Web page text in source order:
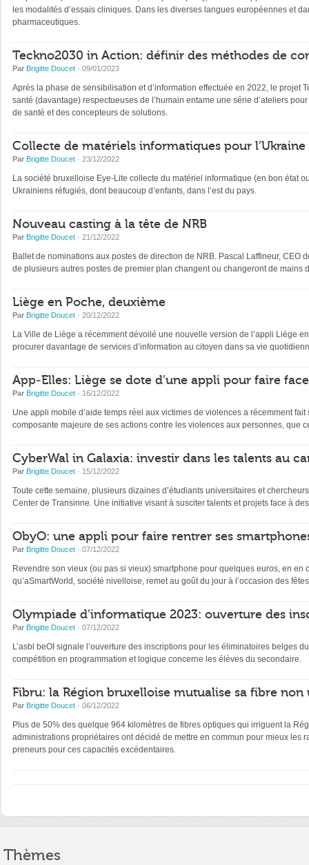
les modalités d’essais cliniques. Dans les diverses langues européennes et
pharmaceutiques.
Teckno2030 in Action: définir des méthodes de
Par Brigitte Doucet · 09/01/2023
Après la phase de sensibilisation et d’information effectuée en 2022, le projet
santé (davantage) respectueuses de l’humain entame une série d’ateliers
de santé et des concepteurs de solutions.
Collecte de matériels informatiques pour l’Ukraine
Par Brigitte Doucet · 23/12/2022
La société bruxelloise Eye-Lite collecte du matériel informatique (en bon état
Ukrainiens réfugiés, dont beaucoup d’enfants, dans l’est du pays.
Nouveau casting à la tête de NRB
Par Brigitte Doucet · 21/12/2022
Ballet de nominations aux postes de direction de NRB. Pascal Laffineur,
de plusieurs autres postes de premier plan changent ou changeront de mains
Liège en Poche, deuxième
Par Brigitte Doucet · 20/12/2022
La Ville de Liège a récemment dévoilé une nouvelle version de l’appli Liège
procurer davantage de services d’information au citoyen dans sa vie
App-Elles: Liège se dote d’une appli pour faire
Par Brigitte Doucet · 16/12/2022
Une appli mobile d’aide temps réel aux victimes de violences a récemment
composante majeure de ses actions contre les violences aux personnes, que
CyberWal in Galaxia: investir dans les talents au
Par Brigitte Doucet · 15/12/2022
Toute cette semaine, plusieurs dizaines d’étudiants universitaires et
Center de Transinne. Une initiative visant à susciter talents et projets face à
ObyO: une appli pour faire rentrer ses
Par Brigitte Doucet · 07/12/2022
Revendre son vieux (ou pas si vieux) smartphone pour quelques euros, en
qu’aSmartWorld, société nivelloise, remet au goût du jour à l’occasion des
Olympiade d’informatique 2023: ouverture des
Par Brigitte Doucet · 07/12/2022
L’asbl beOI signale l’ouverture des inscriptions pour les éliminatoires belges
compétition en programmation et logique concerne les élèves du secondaire.
Fibru: la Région bruxelloise mutualise sa fibre non
Par Brigitte Doucet · 06/12/2022
Plus de 50% des quelque 964 kilomètres de fibres optiques qui irriguent la
administrations propriétaires ont décidé de mettre en commun pour mieux les
preneurs pour ces capacités excédentaires.
Thèmes